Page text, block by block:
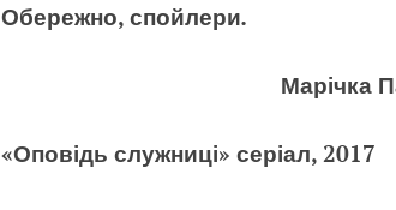
Обережно, спойлери.
Марічка
«Оповідь служниці» серіал, 2017